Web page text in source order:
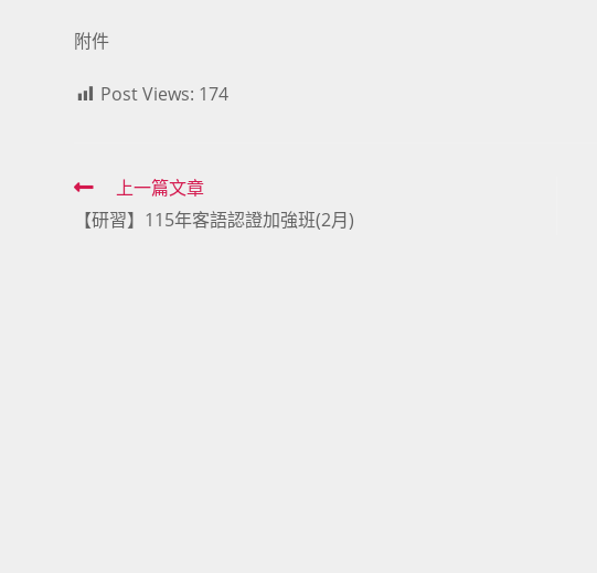
附件
Post Views: 174
Read
more
上一篇文章
【研習】115年客語認證加強班(2月)